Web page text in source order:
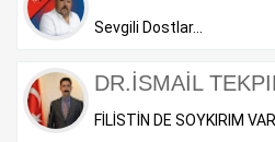
Sevgili Dostlar...
DR.İSMAİL
FİLİSTİN DE SOYKIRIM